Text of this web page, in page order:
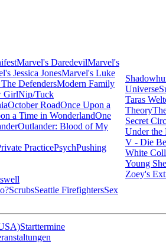
Marvel's DaredevilMarvel's
Jessica JonesMarvel's Luke
DefendersModern Family
GirlNip/Tuck
October RoadOnce Upon a
a Time in WonderlandOne
Outlander: Blood of My
PracticePsychPushing
ScrubsSeattle FirefightersSex
Universe
Taras
Theory
Secret
Under the
V - Die
White
Young
Zoey's
Starttermine